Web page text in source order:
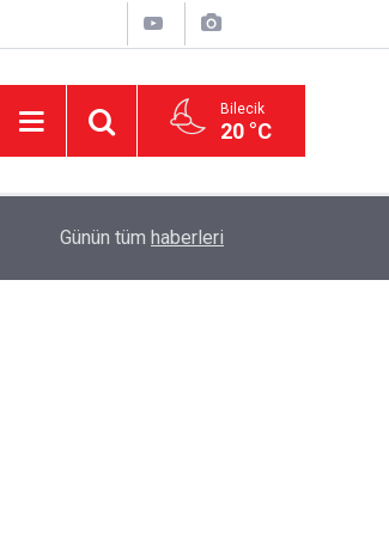
Bilecik
20 °C
CHP Genel Başkan Yardımcısı Erbay:
Günün tüm haberleri